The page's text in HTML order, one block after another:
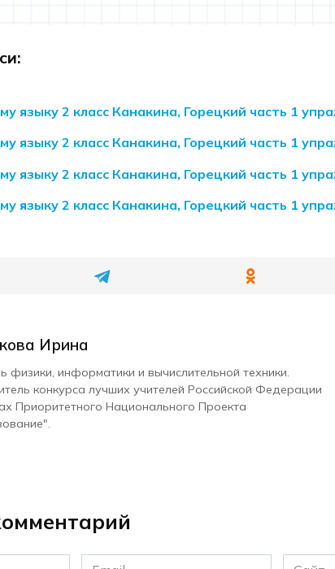
языку 2 класс Канакина, Горецкий часть 1
языку 2 класс Канакина, Горецкий часть 1
языку 2 класс Канакина, Горецкий часть 1
языку 2 класс Канакина, Горецкий часть 1
Ирина
физики, информатики и вычислительной техники.
конкурса лучших учителей Российской Федерации
Приоритетного Национального Проекта
Email
Сайт